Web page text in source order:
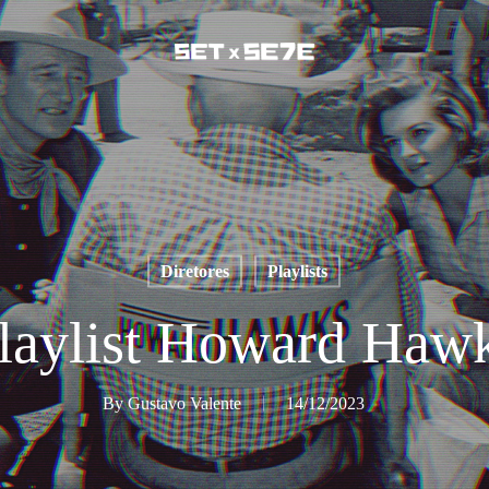
Diretores Playlists
Howard
By Gustavo Valente 14/12/2023